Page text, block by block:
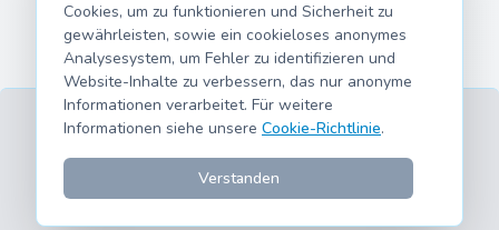
AGBDatenschutzImpressumCookiesUnterstützte Modelle
© 2026 hank.parts S. L. - Mit ❤️ für Auto- und Motorrad-
Enthusiasten gemacht.
Cookies, um zu funktionieren und Sicherheit zu
gewährleisten, sowie ein cookieloses anonymes
Analysesystem, um Fehler zu identifizieren und
Website-Inhalte zu verbessern, das nur anonyme
Informationen verarbeitet. Für weitere
Informationen siehe unsere Cookie-Richtlinie.
Verstanden